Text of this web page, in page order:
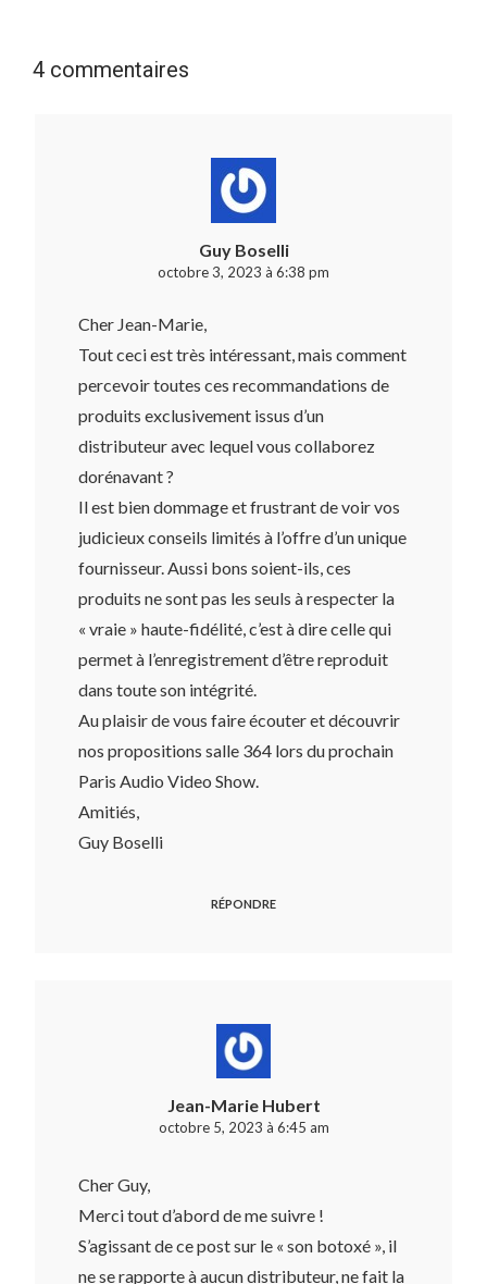
4 commentaires
Guy Boselli
octobre 3, 2023 à 6:38 pm
Cher Jean-Marie,
Tout ceci est très intéressant, mais comment
percevoir toutes ces recommandations de
produits exclusivement issus d’un
distributeur avec lequel vous collaborez
dorénavant ?
Il est bien dommage et frustrant de voir vos
judicieux conseils limités à l’offre d’un unique
fournisseur. Aussi bons soient-ils, ces
produits ne sont pas les seuls à respecter la
« vraie » haute-fidélité, c’est à dire celle qui
permet à l’enregistrement d’être reproduit
dans toute son intégrité.
Au plaisir de vous faire écouter et découvrir
nos propositions salle 364 lors du prochain
Paris Audio Video Show.
Amitiés,
Guy Boselli
RÉPONDRE
Jean-Marie Hubert
octobre 5, 2023 à 6:45 am
Cher Guy,
Merci tout d’abord de me suivre !
S’agissant de ce post sur le « son botoxé », il
ne se rapporte à aucun distributeur, ne fait la